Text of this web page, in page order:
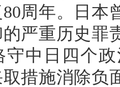
周年。日本
严重历史罪
守中日四个
措施消除负